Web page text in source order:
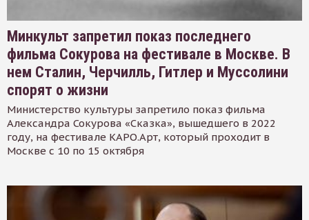
Минкульт запретил показ последнего
фильма Сокурова на фестивале в Москве. В
нем Сталин, Черчилль, Гитлер и Муссолини
спорят о жизни
Министерство культуры запретило показ фильма
Александра Сокурова «Сказка», вышедшего в 2022
году, на фестивале КАРО.Арт, который проходит в
Москве с 10 по 15 октября